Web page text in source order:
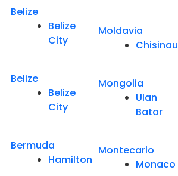
Belize
Belize
City
Belize
Belize
City
Bermuda
Hamilton
Moldavia
Chisinau
Mongolia
Ulan
Bator
Montecarlo
Monaco